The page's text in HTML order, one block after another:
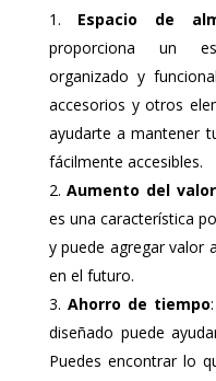
Espacio de
proporciona un
organizado y
accesorios y otros
ayudarte a mantener
fácilmente accesibles.
Aumento del
es una característica
y puede agregar valor
en el futuro.
Ahorro de tiempo
diseñado puede
Puedes encontrar lo